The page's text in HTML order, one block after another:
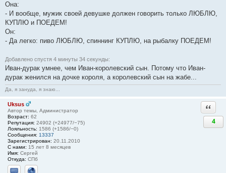
Она:
- И вообще, мужик своей девушке должен говорить только ЛЮБЛЮ,
КУПЛЮ и ПОЕДЕМ!
Он:
- Да легко: пиво ЛЮБЛЮ, спиннинг КУПЛЮ, на рыбалку ПОЕДЕМ!
Добавлено спустя 4 минуты 34 секунды:
Иван-дурак умнее, чем Иван-королевский сын. Потому что Иван-
дурак женился на дочке короля, а королевский сын на жабе...
Да, я зануда, я знаю...
Uksus
Автор темы, Администратор
Возраст: 62
Репутация: 24902 (+24977/−75)
Лояльность: 1586 (+1586/−0)
Сообщения: 13337
Зарегистрирован: 20.11.2010
С нами: 15 лет 8 месяцев
Имя: Сергей
Откуда: СПб
4